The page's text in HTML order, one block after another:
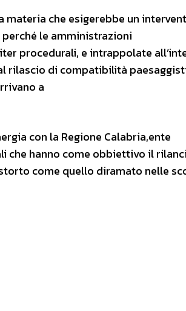
che esigerebbe un
le amministrazioni
procedurali, e intrappolate
rilascio di compatibilità
a
con la Regione Calabria,ente
che hanno come obbiettivo il
come quello diramato nelle